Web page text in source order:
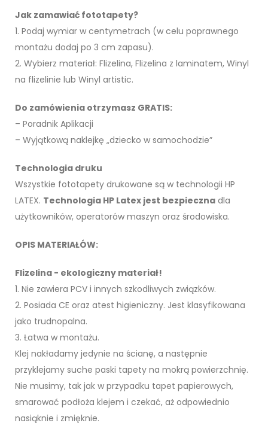
Jak zamawiać fototapety?
1. Podaj wymiar w centymetrach (w celu poprawnego
montażu dodaj po 3 cm zapasu).
2. Wybierz materiał: Flizelina, Flizelina z laminatem, Winyl
na flizelinie lub Winyl artistic.
Do zamówienia otrzymasz GRATIS:
– Poradnik Aplikacji
– Wyjątkową naklejkę „dziecko w samochodzie”
Technologia druku
Wszystkie fototapety drukowane są w technologii HP
LATEX. Technologia HP Latex jest bezpieczna dla
użytkowników, operatorów maszyn oraz środowiska.
OPIS MATERIAŁÓW:
Flizelina - ekologiczny materiał!
1. Nie zawiera PCV i innych szkodliwych związków.
2. Posiada CE oraz atest higieniczny. Jest klasyfikowana
jako trudnopalna.
3. Łatwa w montażu.
Klej nakładamy jedynie na ścianę, a następnie
przyklejamy suche paski tapety na mokrą powierzchnię.
Nie musimy, tak jak w przypadku tapet papierowych,
smarować podłoża klejem i czekać, aż odpowiednio
nasiąknie i zmięknie.